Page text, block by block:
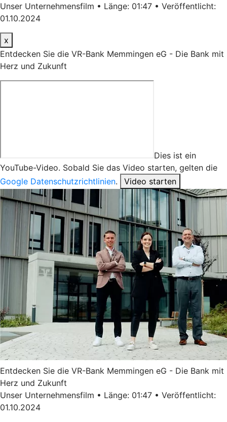
Unser Unternehmensfilm • Länge: 01:47 • Veröffentlicht:
01.10.2024
x
Entdecken Sie die VR-Bank Memmingen eG - Die Bank mit
Herz und Zukunft
Dies ist ein
YouTube-Video. Sobald Sie das Video starten, gelten die
Google Datenschutzrichtlinien. Video starten
Entdecken Sie die VR-Bank Memmingen eG - Die Bank mit
Herz und Zukunft
Unser Unternehmensfilm • Länge: 01:47 • Veröffentlicht:
01.10.2024